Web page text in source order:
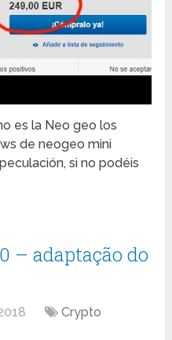
es la Neo geo los
de neogeo mini
si no podéis
– adaptação do
Crypto